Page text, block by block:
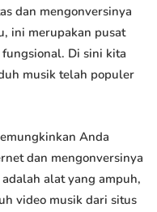
dan mengonversinya
ini merupakan pusat
Di sini kita
musik telah populer
Anda
dan mengonversinya
alat yang ampuh,
video musik dari situs